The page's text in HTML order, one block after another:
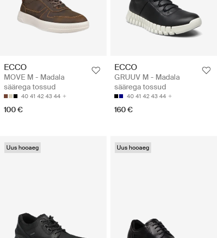
ECCO
MOVE M - Madala
säärega tossud
40 41 42 43 44
100 €
ECCO
GRUUV M - Madala
säärega tossud
40 41 42 43 44
160 €
Uus hooaeg Uus hooaeg